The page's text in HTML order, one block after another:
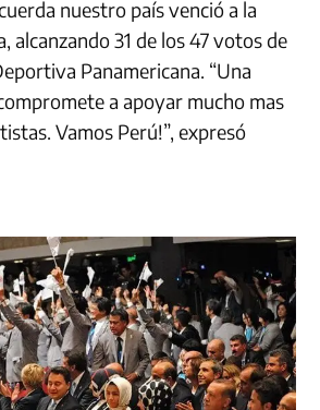
nuestro país venció a la
alcanzando 31 de los 47 votos de
Panamericana. “Una
a apoyar mucho mas
Vamos Perú!”, expresó